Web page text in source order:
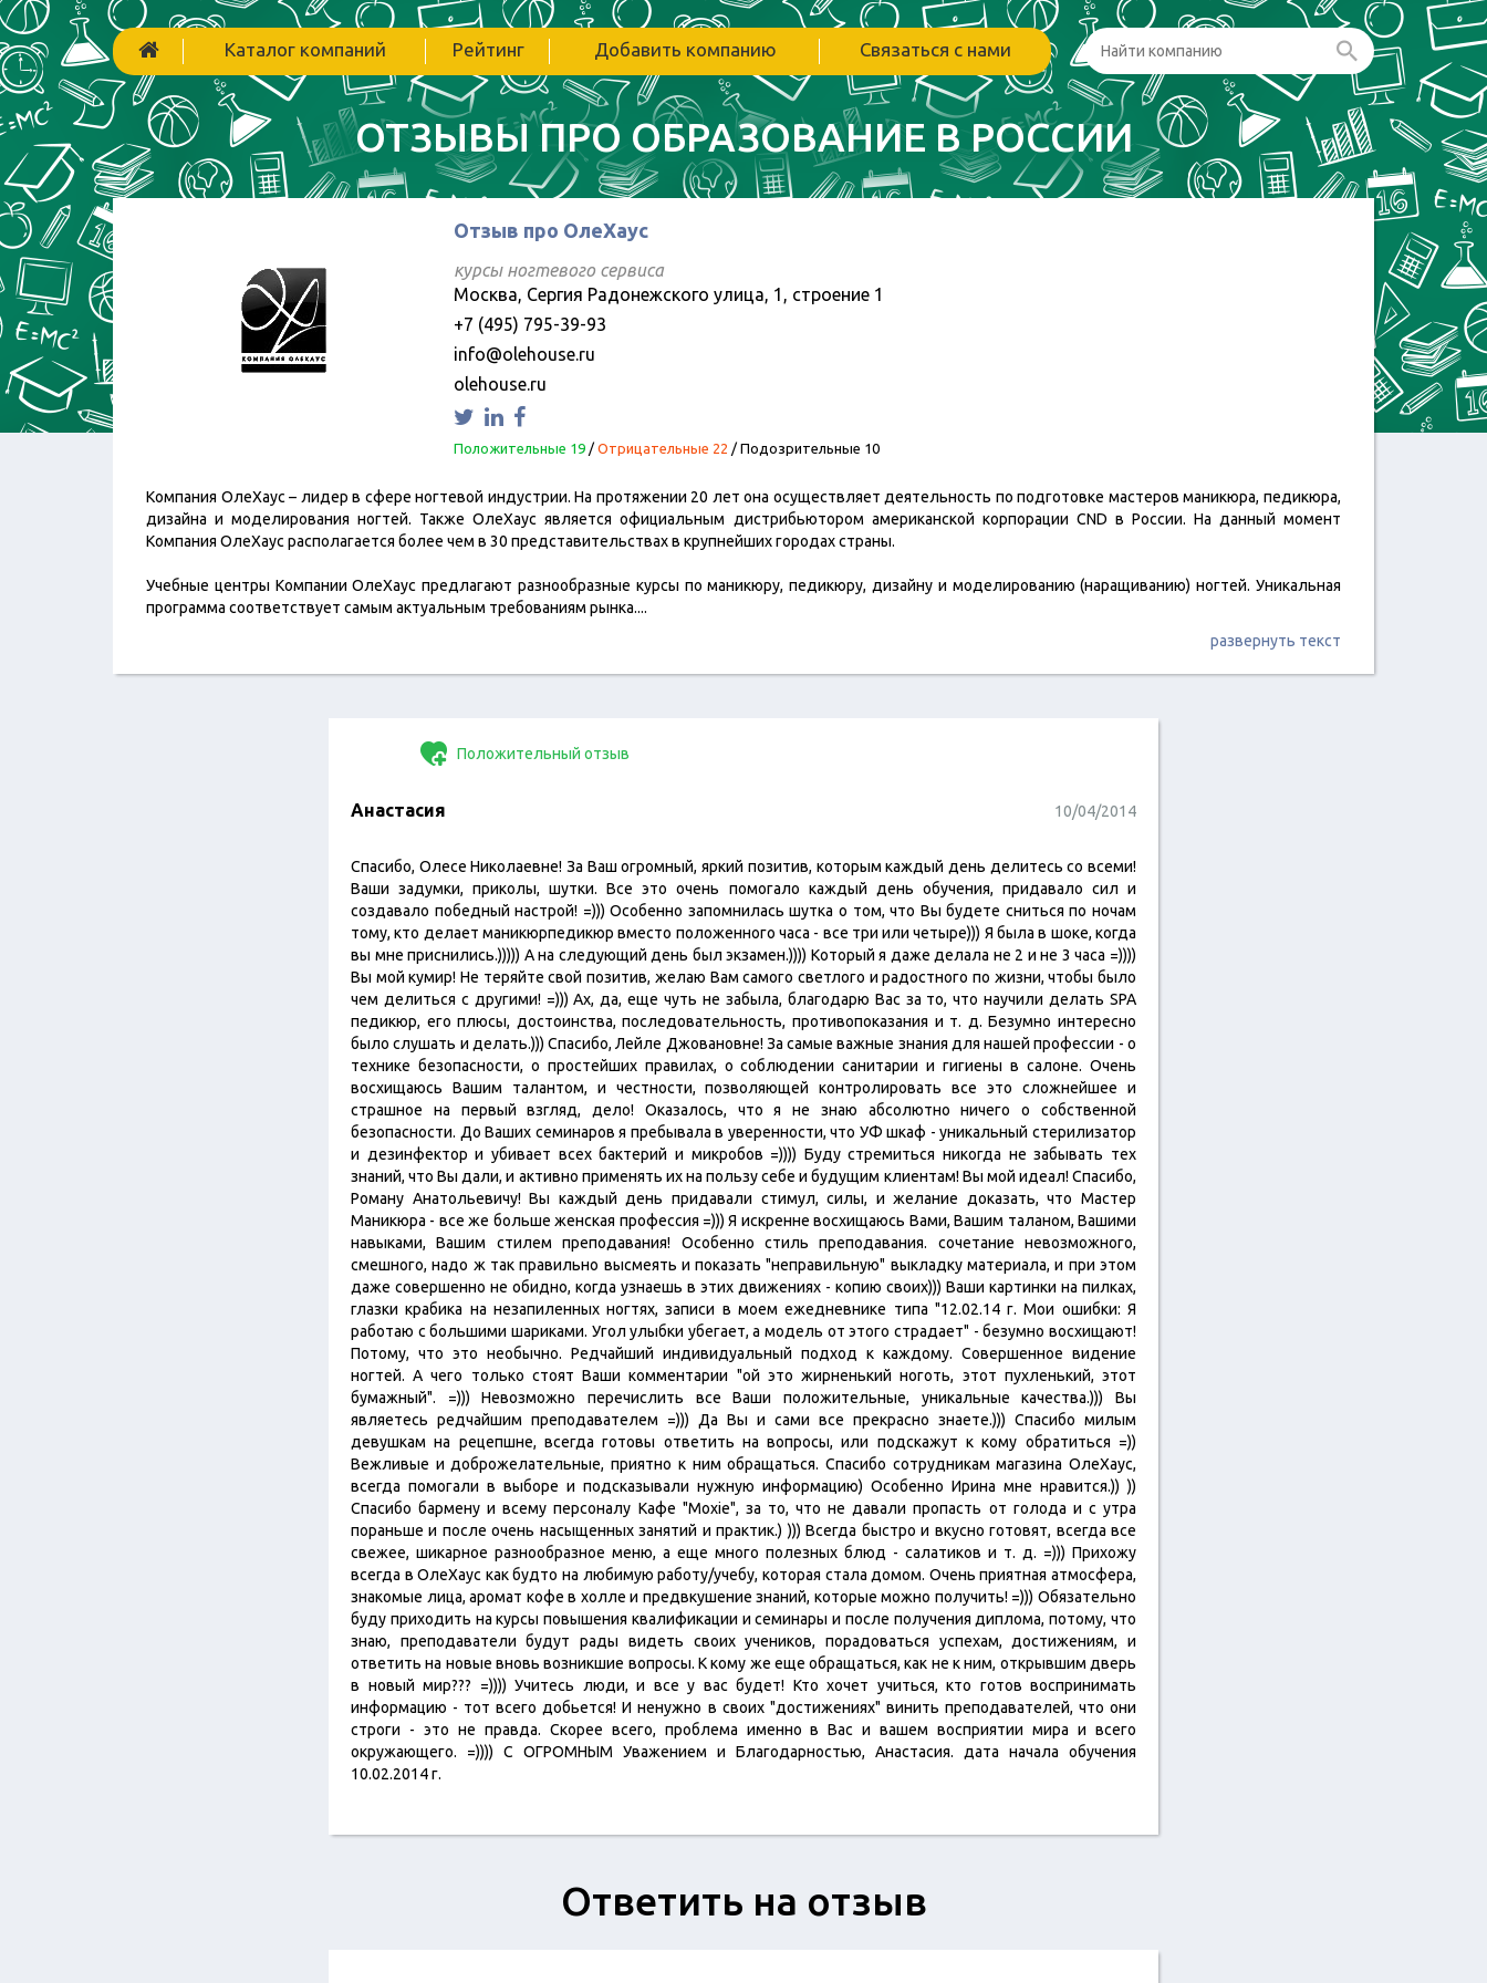
Каталог компаний Рейтинг Добавить компанию Связаться с нами
ОТЗЫВЫ ПРО ОБРАЗОВАНИЕ В РОССИИ
Отзыв про ОлеХаус
курсы ногтевого сервиса
Москва, Сергия Радонежского улица, 1, строение 1
+7 (495) 795-39-93
info@olehouse.ru
olehouse.ru
Положительные 19/ Отрицательные 22 / Подозрительные 10
Компания ОлеХаус – лидер в сфере ногтевой индустрии. На протяжении 20 лет она осуществляет деятельность по подготовке мастеров маникюра, педикюра,
дизайна и моделирования ногтей. Также ОлеХаус является официальным дистрибьютором американской корпорации CND в России. На данный момент
Компания ОлеХаус располагается более чем в 30 представительствах в крупнейших городах страны.
Учебные центры Компании ОлеХаус предлагают разнообразные курсы по маникюру, педикюру, дизайну и моделированию (наращиванию) ногтей. Уникальная
программа соответствует самым актуальным требованиям рынка....
развернуть текст
Положительный отзыв
Анастасия 10/04/2014
Спасибо, Олесе Николаевне! За Ваш огромный, яркий позитив, которым каждый день делитесь со всеми!
Ваши задумки, приколы, шутки. Все это очень помогало каждый день обучения, придавало сил и
создавало победный настрой! =))) Особенно запомнилась шутка о том, что Вы будете сниться по ночам
тому, кто делает маникюрпедикюр вместо положенного часа - все три или четыре))) Я была в шоке, когда
вы мне приснились.))))) А на следующий день был экзамен.)))) Который я даже делала не 2 и не 3 часа =))))
Вы мой кумир! Не теряйте свой позитив, желаю Вам самого светлого и радостного по жизни, чтобы было
чем делиться с другими! =))) Ах, да, еще чуть не забыла, благодарю Вас за то, что научили делать SPA
педикюр, его плюсы, достоинства, последовательность, противопоказания и т. д. Безумно интересно
было слушать и делать.))) Спасибо, Лейле Джовановне! За самые важные знания для нашей профессии - о
технике безопасности, о простейших правилах, о соблюдении санитарии и гигиены в салоне. Очень
восхищаюсь Вашим талантом, и честности, позволяющей контролировать все это сложнейшее и
страшное на первый взгляд, дело! Оказалось, что я не знаю абсолютно ничего о собственной
безопасности. До Ваших семинаров я пребывала в уверенности, что УФ шкаф - уникальный стерилизатор
и дезинфектор и убивает всех бактерий и микробов =)))) Буду стремиться никогда не забывать тех
знаний, что Вы дали, и активно применять их на пользу себе и будущим клиентам! Вы мой идеал! Спасибо,
Роману Анатольевичу! Вы каждый день придавали стимул, силы, и желание доказать, что Мастер
Маникюра - все же больше женская профессия =))) Я искренне восхищаюсь Вами, Вашим таланом, Вашими
навыками, Вашим стилем преподавания! Особенно стиль преподавания. сочетание невозможного,
смешного, надо ж так правильно высмеять и показать "неправильную" выкладку материала, и при этом
даже совершенно не обидно, когда узнаешь в этих движениях - копию своих))) Ваши картинки на пилках,
глазки крабика на незапиленных ногтях, записи в моем ежедневнике типа "12.02.14 г. Мои ошибки: Я
работаю с большими шариками. Угол улыбки убегает, а модель от этого страдает" - безумно восхищают!
Потому, что это необычно. Редчайший индивидуальный подход к каждому. Совершенное видение
ногтей. А чего только стоят Ваши комментарии "ой это жирненький ноготь, этот пухленький, этот
бумажный". =))) Невозможно перечислить все Ваши положительные, уникальные качества.))) Вы
являетесь редчайшим преподавателем =))) Да Вы и сами все прекрасно знаете.))) Спасибо милым
девушкам на рецепшне, всегда готовы ответить на вопросы, или подскажут к кому обратиться =))
Вежливые и доброжелательные, приятно к ним обращаться. Спасибо сотрудникам магазина ОлеХаус,
всегда помогали в выборе и подсказывали нужную информацию) Особенно Ирина мне нравится.)) ))
Спасибо бармену и всему персоналу Кафе "Moxie", за то, что не давали пропасть от голода и с утра
пораньше и после очень насыщенных занятий и практик.) ))) Всегда быстро и вкусно готовят, всегда все
свежее, шикарное разнообразное меню, а еще много полезных блюд - салатиков и т. д. =))) Прихожу
всегда в ОлеХаус как будто на любимую работу/учебу, которая стала домом. Очень приятная атмосфера,
знакомые лица, аромат кофе в холле и предвкушение знаний, которые можно получить! =))) Обязательно
буду приходить на курсы повышения квалификации и семинары и после получения диплома, потому, что
знаю, преподаватели будут рады видеть своих учеников, порадоваться успехам, достижениям, и
ответить на новые вновь возникшие вопросы. К кому же еще обращаться, как не к ним, открывшим дверь
в новый мир??? =)))) Учитесь люди, и все у вас будет! Кто хочет учиться, кто готов воспринимать
информацию - тот всего добьется! И ненужно в своих "достижениях" винить преподавателей, что они
строги - это не правда. Скорее всего, проблема именно в Вас и вашем восприятии мира и всего
окружающего. =)))) С ОГРОМНЫМ Уважением и Благодарностью, Анастасия. дата начала обучения
10.02.2014 г.
Ответить на отзыв